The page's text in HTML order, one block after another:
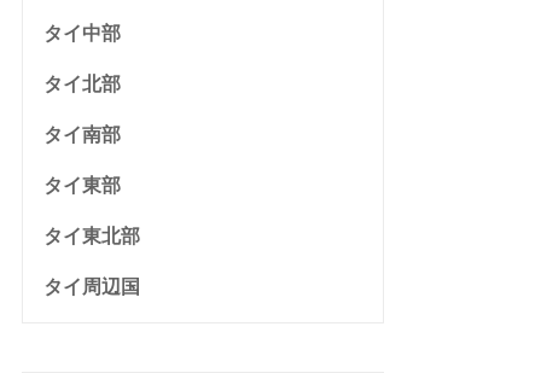
タイ中部
タイ北部
タイ南部
タイ東部
タイ東北部
タイ周辺国